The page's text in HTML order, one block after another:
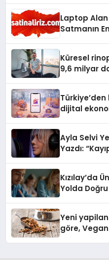
Laptop
Satmanın
Küresel
9,6 milyar
dijital
Ayla Selvi
Yazdı:
Kızılay’da
Yolda
Yeni
göre,